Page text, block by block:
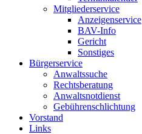
Mitgliederservice
Anzeigenservice
BAV-Info
Gericht
Sonstiges
Bürgerservice
Anwaltssuche
Rechtsberatung
Anwaltsnotdienst
Gebührenschlichtung
Vorstand
Links